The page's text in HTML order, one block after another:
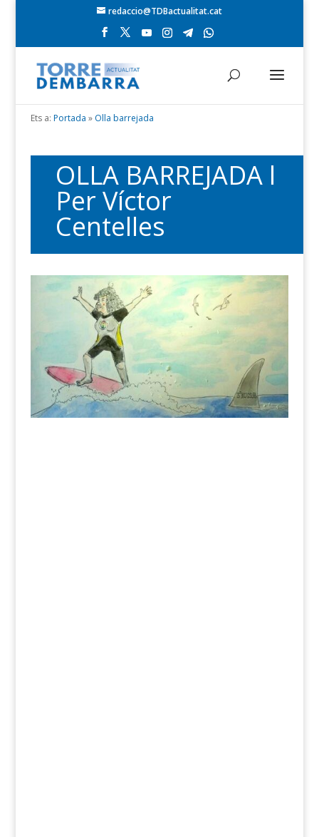
redaccio@TDBactualitat.cat
Ets a: Portada » Olla barrejada
OLLA BARREJADA l
Per Víctor
Centelles